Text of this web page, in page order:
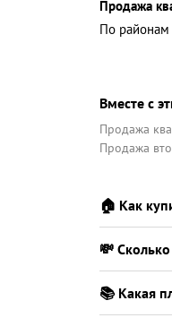
Продажа
по районам
Вместе с
Продажа
Продажа
🏠 Как
💸 Сколько
📚 Какая